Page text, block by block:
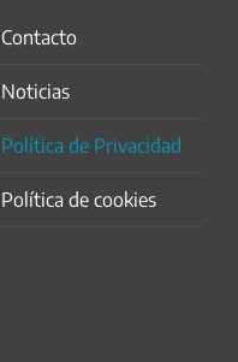
Contacto
Noticias
Política de Privacidad
Política de cookies